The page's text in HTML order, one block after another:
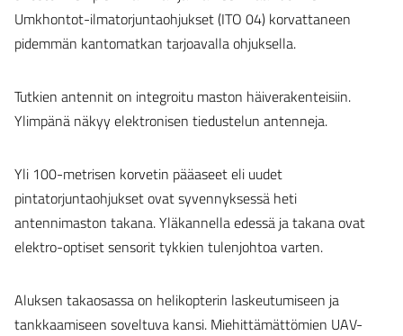
Umkhontot-ilmatorjuntaohjukset (ITO 04) korvattaneen
pidemmän kantomatkan tarjoavalla ohjuksella.
Tutkien antennit on integroitu maston häiverakenteisiin.
Ylimpänä näkyy elektronisen tiedustelun antenneja.
Yli 100-metrisen korvetin pääaseet eli uudet
pintatorjuntaohjukset ovat syvennyksessä heti
antennimaston takana. Yläkannella edessä ja takana ovat
elektro-optiset sensorit tykkien tulenjohtoa varten.
Aluksen takaosassa on helikopterin laskeutumiseen ja
tankkaamiseen soveltuva kansi. Miehittämättömien UAV-